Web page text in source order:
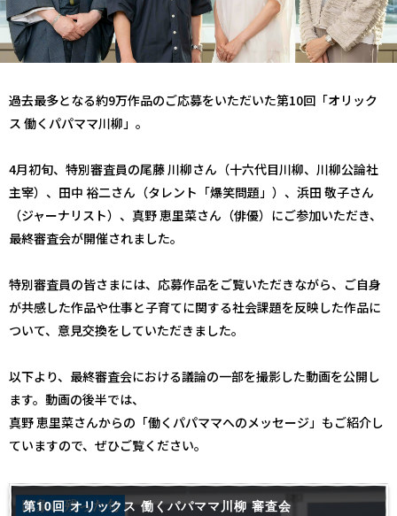
過去最多となる約9万作品のご応募をいただいた第10回「オリック
ス 働くパパママ川柳」。
4月初旬、特別審査員の尾藤 川柳さん（十六代目川柳、川柳公論社
主宰）、田中 裕二さん（タレント「爆笑問題」）、浜田 敬子さん
（ジャーナリスト）、真野 恵里菜さん（俳優）にご参加いただき、
最終審査会が開催されました。
特別審査員の皆さまには、応募作品をご覧いただきながら、ご自身
が共感した作品や仕事と子育てに関する社会課題を反映した作品に
ついて、意見交換をしていただきました。
以下より、最終審査会における議論の一部を撮影した動画を公開し
ます。動画の後半では、
真野 恵里菜さんからの「働くパパママへのメッセージ」もご紹介し
ていますので、ぜひご覧ください。